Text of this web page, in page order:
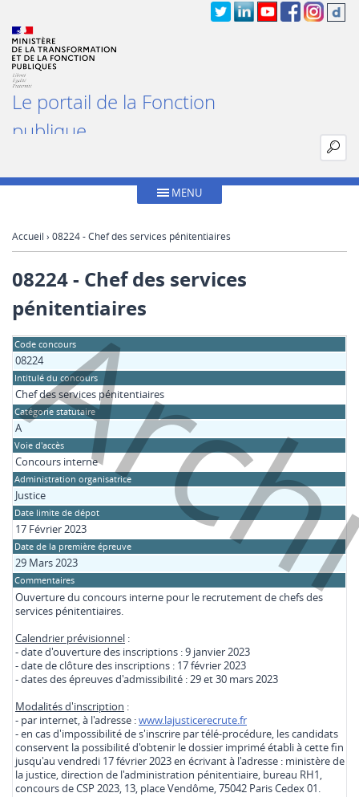
Le portail de la Fonction
publique
MENU
Accueil › 08224 - Chef des services pénitentiaires
08224 - Chef des services
pénitentiaires
Code concours
08224
Intitulé du concours
Chef des services pénitentiaires
Catégorie statutaire
A
Voie d'accès
Concours interne
Administration organisatrice
Justice
Date limite de dépot
17 Février 2023
Date de la première épreuve
29 Mars 2023
Commentaires
Ouverture du concours interne pour le recrutement de chefs des
services pénitentiaires.
Calendrier prévisionnel :
- date d'ouverture des inscriptions : 9 janvier 2023
- date de clôture des inscriptions : 17 février 2023
- dates des épreuves d'admissibilité : 29 et 30 mars 2023
Modalités d'inscription :
- par internet, à l'adresse :www.lajusticerecrute.fr
- en cas d'impossibilité de s'inscrire par télé-procédure, les candidats
conservent la possibilité d'obtenir le dossier imprimé établi à cette fin
jusqu'au vendredi 17 février 2023 en écrivant à l'adresse : ministère de
la justice, direction de l'administration pénitentiaire, bureau RH1,
concours de CSP 2023, 13, place Vendôme, 75042 Paris Cedex 01.